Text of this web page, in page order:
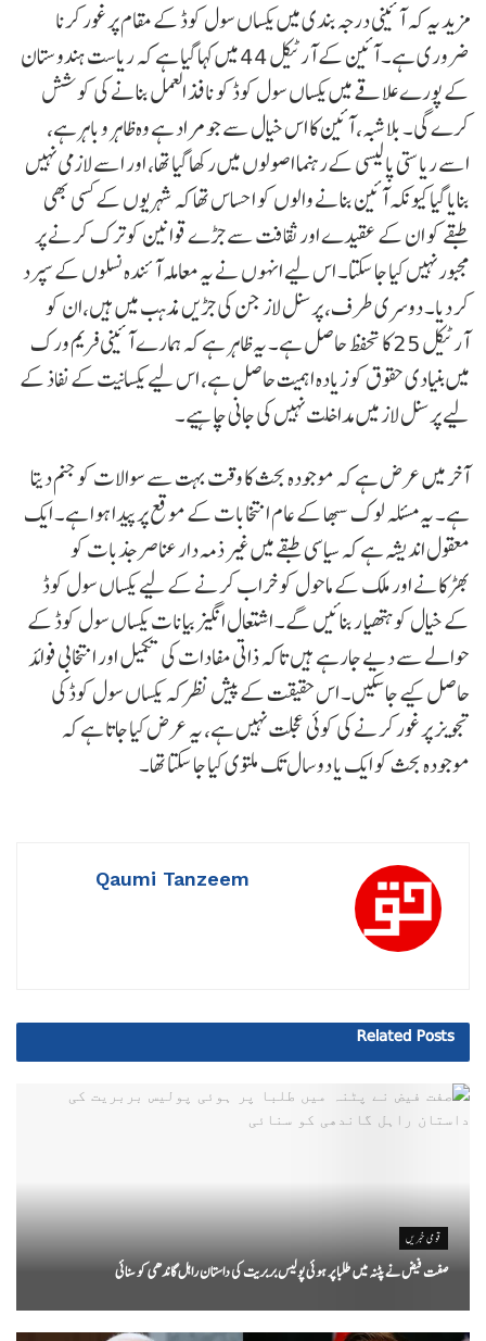
مزید یہ کہ آئینی درجہ بندی میں یکساں سول کوڈ کے مقام پر غور کرنا
ضروری ہے۔ آئین کے آرٹیکل 44 میں کہا گیا ہے کہ ریاست ہندوستان
کے پورے علاقے میں یکساں سول کوڈ کو نافذ العمل بنانے کی کوشش
کرے گی۔ بلاشبہ، آئین کا اس خیال سے جو مراد ہے وہ ظاہر و باہرہے،
اسے ریاستی پالیسی کےرہنما اصولوں میں رکھا گیا تھا، اور اسے لازمی نہیں
بنایا گیاکیونکہ آئین بنانے والوں کو احساس تھا کہ شہریوں کے کسی بھی
طبقے کو ان کے عقیدے اور ثقافت سے جڑے قوانین کو ترک کرنے پر
مجبور نہیں کیا جا سکتا۔ اس لیے انہوں نے یہ معاملہ آئندہ نسلوں کے سپرد
کر دیا۔ دوسری طرف، پرسنل لاز جن کی جڑیں مذہب میں ہیں،ان کو
آرٹیکل 25 کا تحفظ حاصل ہے۔ یہ ظاہر ہے کہ ہمارے آئینی فریم ورک
میں بنیادی حقوق کو زیادہ اہمیت حاصل ہے، اس لیے یکسانیت کے نفاذ کے
لیے پرسنل لاز میں مداخلت نہیں کی جانی چاہیے۔
آخر میں عرض ہے کہ موجودہ بحث کا وقت بہت سے سوالات کو جنم دیتا
ہے۔ یہ مسئلہ لوک سبھا کے عام انتخابات کے موقع پر پیدا ہوا ہے۔ ایک
معقول اندیشہ ہے کہ سیاسی طبقے میں غیر ذمہ دار عناصر جذبات کو
بھڑکانے اور ملک کے ماحول کو خراب کرنے کے لیے یکساں سول کوڈ
کے خیال کو ہتھیار بنائیں گے۔ اشتعال انگیز بیانات یکساں سول کوڈ کے
حوالے سے دیے جارہے ہیں تاکہ ذاتی مفادات کی تکمیل اور انتخابی فوائد
حاصل کیے جاسکیں۔ اس حقیقت کے پیش نظر کہ یکساں سول کوڈ کی
تجویز پر غور کرنے کی کوئی عجلت نہیں ہے، یہ عرض کیا جاتا ہے کہ
موجودہ بحث کو ایک یا دو سال تک ملتوی کیا جا سکتا تھا۔
Qaumi Tanzeem
Related Posts
قومی خبریں
صفت فیض نے پٹنہ میں طلبا پر ہوئی پولیس بربریت کی داستان راہل گاندھی کو سنائی